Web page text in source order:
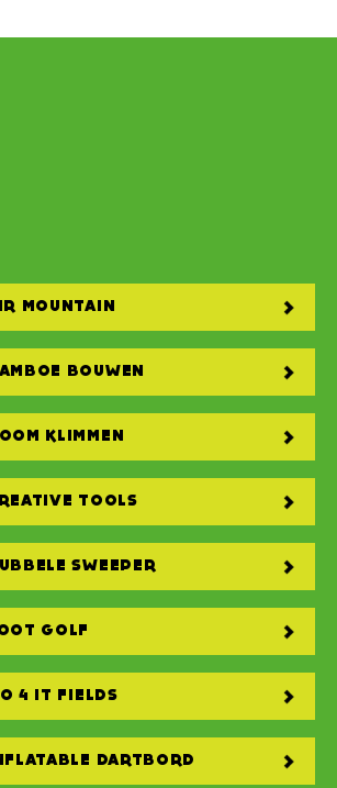
MOUNTAIN
BOUWEN
KLIMMEN
TOOLS
SWEEPER
GOLF
4 IT FIELDS
DARTBORD